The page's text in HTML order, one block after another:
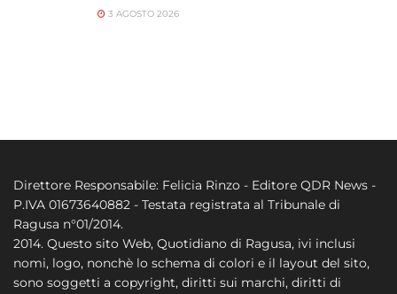
3 AGOSTO 2026
Direttore Responsabile: Felicia Rinzo - Editore QDR News -
P.IVA 01673640882 - Testata registrata al Tribunale di
Ragusa n°01/2014.
2014. Questo sito Web, Quotidiano di Ragusa, ivi inclusi
nomi, logo, nonchè lo schema di colori e il layout del sito,
sono soggetti a copyright, diritti sui marchi, diritti di